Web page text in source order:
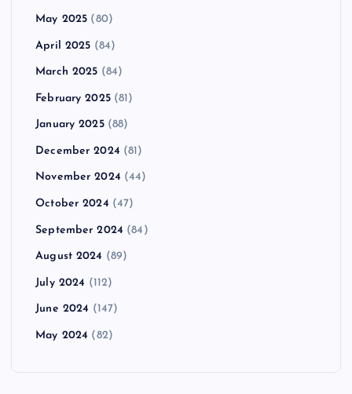
May 2025 (80)
April 2025 (84)
March 2025 (84)
February 2025(81)
January 2025(88)
December 2024 (81)
November 2024 (44)
October 2024 (47)
September 2024 (84)
August 2024 (89)
July 2024 (112)
June 2024 (147)
May 2024 (82)